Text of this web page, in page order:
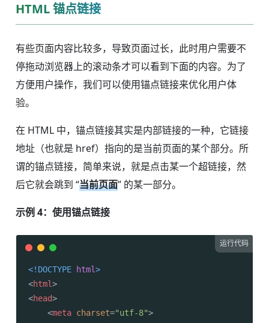
HTML 锚点链接
有些页面内容比较多，导致页面过长，此时用户需要不
停拖动浏览器上的滚动条才可以看到下面的内容。为了
方便用户操作，我们可以使用锚点链接来优化用户体
验。
在 HTML 中，锚点链接其实是内部链接的一种，它链接
地址（也就是 href）指向的是当前页面的某个部分。所
谓的锚点链接，简单来说，就是点击某一个超链接，然
后它就会跳到 “当前页面” 的某一部分。
示例 4：使用锚点链接
运行代码
<!DOCTYPE html>
<html>
<head>
<meta charset="utf-8">